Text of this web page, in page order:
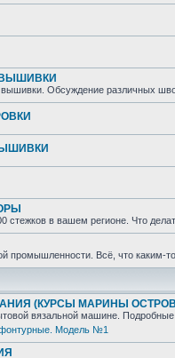
Обсуждение различных
стежков в вашем регионе. Что
промышленности. Всё, что
(КУРСЫ МАРИНЫ
вязальной машине.
Модель №1